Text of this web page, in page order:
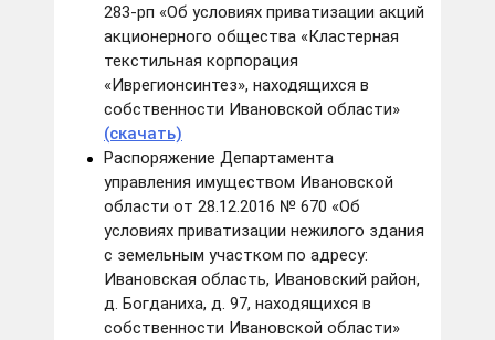
283-рп «Об условиях приватизации акций
акционерного общества «Кластерная
текстильная корпорация
«Иврегионсинтез», находящихся в
собственности Ивановской области»
(скачать)
Распоряжение Департамента
управления имуществом Ивановской
области от 28.12.2016 № 670 «Об
условиях приватизации нежилого здания
с земельным участком по адресу:
Ивановская область, Ивановский район,
д. Богданиха, д. 97, находящихся в
собственности Ивановской области»